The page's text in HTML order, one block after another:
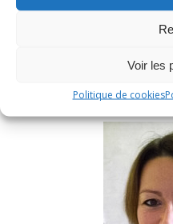
Voir les
Politique de cookies